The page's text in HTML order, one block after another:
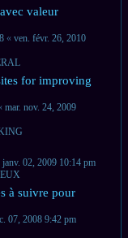
valeur
« ven. févr. 26, 2010
for improving
mar. nov. 24, 2009
janv. 02, 2009 10:14 pm
à suivre pour
07, 2008 9:42 pm